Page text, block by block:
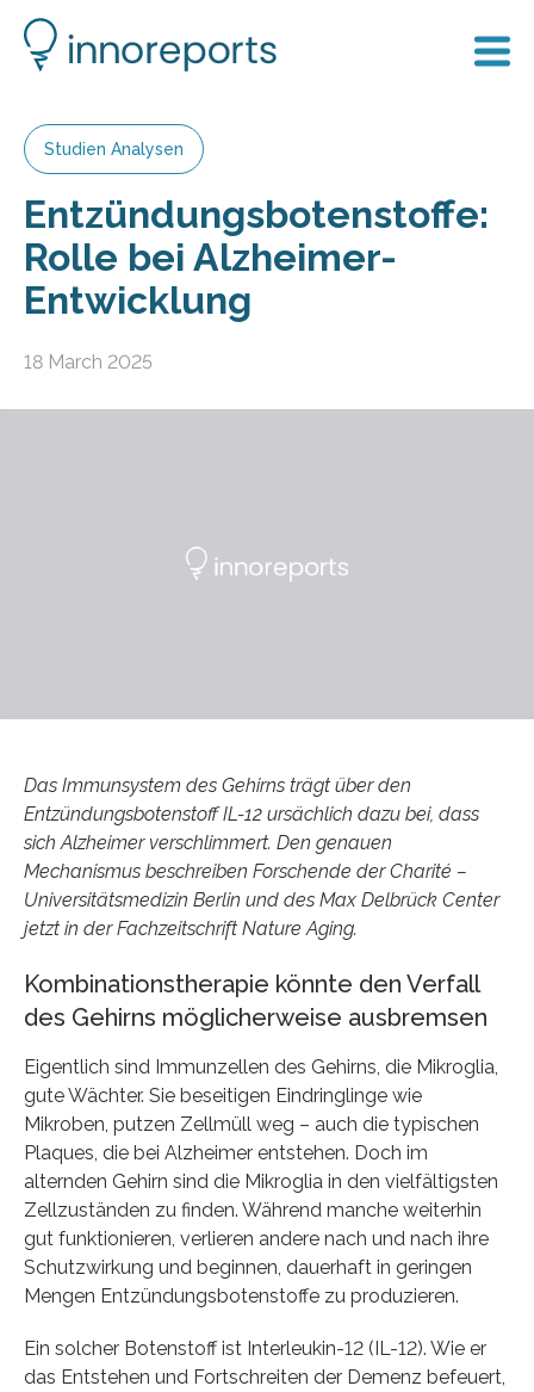
Studien Analysen
Entzündungsbotenstoffe:
Rolle bei Alzheimer-
Entwicklung
18 March 2025
Das Immunsystem des Gehirns trägt über den
Entzündungsbotenstoff IL-12 ursächlich dazu bei, dass
sich Alzheimer verschlimmert. Den genauen
Mechanismus beschreiben Forschende der Charité –
Universitätsmedizin Berlin und des Max Delbrück Center
jetzt in der Fachzeitschrift Nature Aging.
Kombinationstherapie könnte den Verfall
des Gehirns möglicherweise ausbremsen
Eigentlich sind Immunzellen des Gehirns, die Mikroglia,
gute Wächter. Sie beseitigen Eindringlinge wie
Mikroben, putzen Zellmüll weg – auch die typischen
Plaques, die bei Alzheimer entstehen. Doch im
alternden Gehirn sind die Mikroglia in den vielfältigsten
Zellzuständen zu finden. Während manche weiterhin
gut funktionieren, verlieren andere nach und nach ihre
Schutzwirkung und beginnen, dauerhaft in geringen
Mengen Entzündungsbotenstoffe zu produzieren.
Ein solcher Botenstoff ist Interleukin-12 (IL-12). Wie er
das Entstehen und Fortschreiten der Demenz befeuert,